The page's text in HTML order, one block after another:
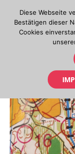
content
Diese Webseite
Bestätigen dieser
Cookies